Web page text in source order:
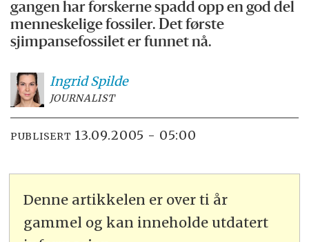
gangen har forskerne spadd opp en god del
menneskelige fossiler. Det første
sjimpansefossilet er funnet nå.
Ingrid Spilde
JOURNALIST
PUBLISERT 13.09.2005 - 05:00
Denne artikkelen er over ti år
gammel og kan inneholde utdatert